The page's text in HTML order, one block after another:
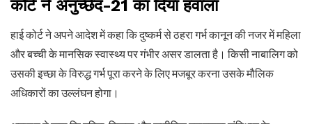
कोर्ट ने अनुच्छेद-21 का दिया हवाला
हाई कोर्ट ने अपने आदेश में कहा कि दुष्कर्म से ठहरा गर्भ कानून की नजर में महिला
और बच्ची के मानसिक स्वास्थ्य पर गंभीर असर डालता है। किसी नाबालिग को
उसकी इच्छा के विरुद्ध गर्भ पूरा करने के लिए मजबूर करना उसके मौलिक
अधिकारों का उल्लंघन होगा।